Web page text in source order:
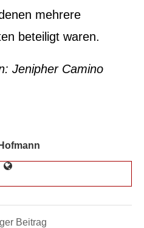
mehrere
beteiligt waren.
Jenipher Camino
Beitrag